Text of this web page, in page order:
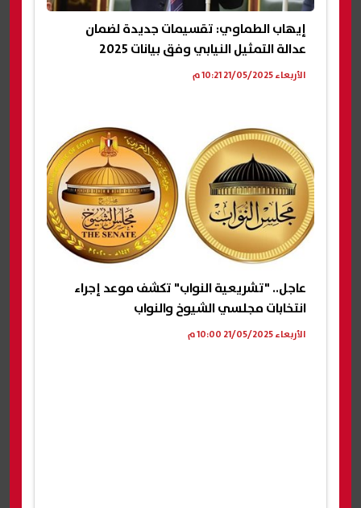
إيهاب الطماوي: تقسيمات جديدة لضمان
عدالة التمثيل النيابي وفق بيانات 2025
الأربعاء 21/05/2025 10:21 م
عاجل.. "تشريعية النواب" تكشف موعد إجراء
انتخابات مجلسي الشيوخ والنواب
الأربعاء 21/05/2025 10:00 م